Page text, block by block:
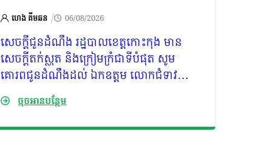
ហេង គីមឆន / 06/08/2026
សេចក្តីជូនដំណឹង រដ្ឋបាលខេត្តកោះកុង មាន
សេចក្តីតក់ស្លុត និងក្រៀមក្រំជាទីបំផុត សូម
គោរពជូនដំណឹងដល់ ឯកឧត្តម លោកជំទាវ
លោកអ្នកឧកញ៉ា អ្នកឧកញ៉ា ឧកញ៉ា លោក
លោកស្រី មន្ត្រីរាជការ កងកម្លាំងប្រដាប់អាវុធ
បងប្អូនប្រជាពលរដ្ឋ និងញាតិមិត្តជិតឆ្ងាយនៃសព
ចុចអានបន្ថែម